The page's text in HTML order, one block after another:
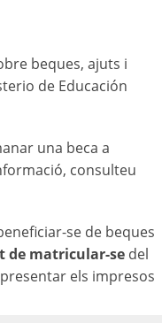
beques, ajuts i
de Educación
una beca a
consulteu
se de beques
de matricular-se del
els impresos